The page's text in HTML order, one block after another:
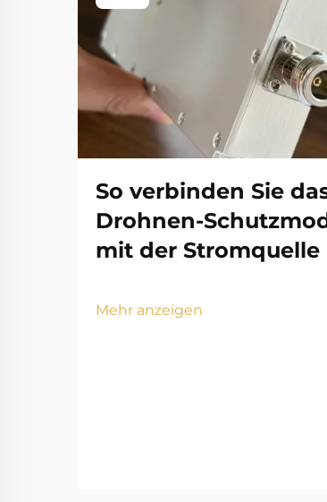
So verbinden Sie
Drohnen-
mit der Stromquelle
Mehr anzeigen